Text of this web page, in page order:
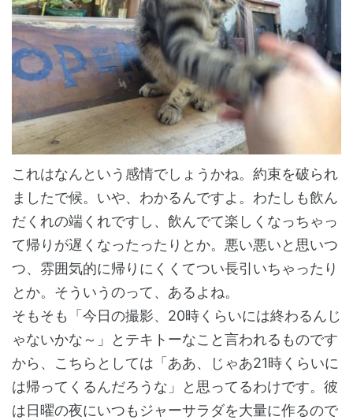
これはなんという感情でしょうかね。約束を破られ
ましたで候。いや、わかるんですよ。わたしも飲ん
だくれの端くれですし、飲んでて楽しくなっちゃっ
て帰りが遅くなったったりとか。悪い悪いと思いつ
つ、雰囲気的に帰りにくくてつい長引いちゃったり
とか。そういうのって、あるよね。
そもそも「今日の撮影、20時くらいには終わるんじ
ゃないかな～」とテキトーなこと言われるものです
から、こちらとしては「ああ、じゃあ21時くらいに
は帰ってくるんだろうな」と思ってるわけです。彼
は日曜の夜にいつもジャーサラダを大量に作るので